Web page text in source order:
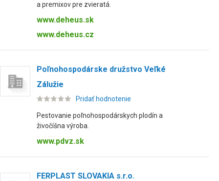
a premixov pre zvieratá.
www.deheus.sk
www.deheus.cz
Poľnohospodárske družstvo Veľké
Zálužie
Pridať hodnotenie
Pestovanie poľnohospodárskych plodín a
živočíšna výroba.
www.pdvz.sk
FERPLAST SLOVAKIA s.r.o.